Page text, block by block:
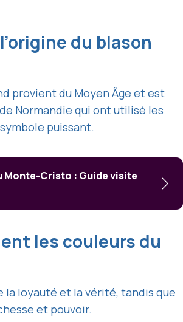
du blason
provient du Moyen Âge et est
Normandie qui ont utilisé les
puissant.
Monte-Cristo : Guide visite
les couleurs du
la loyauté et la vérité, tandis que
et pouvoir.